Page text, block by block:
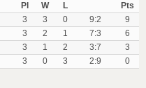
Pl
W L
Pts
3 3 0 9:2
9
3 2 1 7:3
6
3 1 2 3:7
3
3 0 3 2:9 0